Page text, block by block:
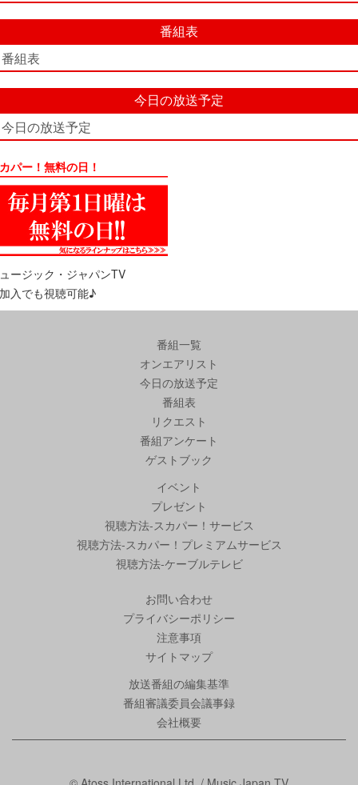
番組表
番組表
今日の放送予定
今日の放送予定
パー！無料の日！
ージック・ジャパンTV
入でも視聴可能♪
番組一覧
オンエアリスト
今日の放送予定
番組表
リクエスト
番組アンケート
ゲストブック
イベント
プレゼント
視聴方法-スカパー！サービス
視聴方法-スカパー！プレミアムサービス
視聴方法-ケーブルテレビ
お問い合わせ
プライバシーポリシー
注意事項
サイトマップ
放送番組の編集基準
番組審議委員会議事録
会社概要